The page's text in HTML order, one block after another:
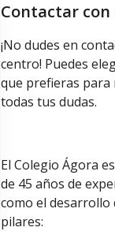
Contactar
¡No dudes en
centro! Puedes
que prefieras para
todas tus dudas.
El Colegio Ágora
de 45 años de
como el desarrollo
pilares: